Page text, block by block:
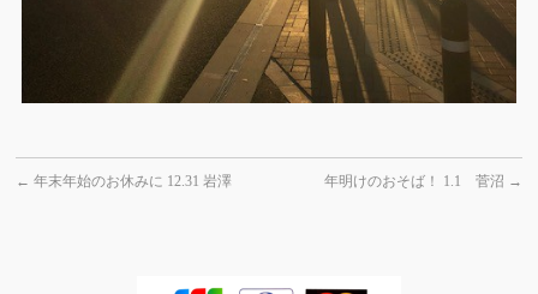
← 年末年始のお休みに 12.31 岩澤 年明けのおそば！ 1.1 菅沼 →